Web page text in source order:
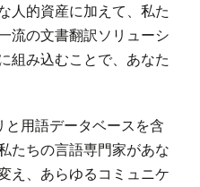
人的資産に加えて、私た
流の文書翻訳ソリューシ
組み込むことで、あなた
用語データベースを含
たちの言語専門家があな
え、あらゆるコミュニケ